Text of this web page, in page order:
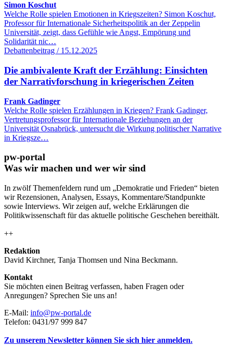
Simon Koschut
Welche Rolle spielen Emotionen in Kriegszeiten? Simon Koschut,
Professor für Internationale Sicherheitspolitik an der Zeppelin
Universität, zeigt, dass Gefühle wie Angst, Empörung und
Solidarität nic…
Debattenbeitrag / 15.12.2025
Die ambivalente Kraft der Erzählung: Einsichten
der Narrativforschung in kriegerischen Zeiten
Frank Gadinger
Welche Rolle spielen Erzählungen in Kriegen? Frank Gadinger,
Vertretungsprofessor für Internationale Beziehungen an der
Universität Osnabrück, untersucht die Wirkung politischer Narrative
in Kriegsze…
pw-portal
Was wir machen und wer wir sind
In zwölf Themenfeldern rund um „Demokratie und Frieden“ bieten
wir Rezensionen, Analysen, Essays, Kommentare/Standpunkte
sowie Interviews. Wir zeigen auf, welche Erklärungen die
Politikwissenschaft für das aktuelle politische Geschehen bereithält.
++
Redaktion
David Kirchner, Tanja Thomsen und Nina Beckmann.
Kontakt
Sie möchten einen Beitrag verfassen, haben Fragen oder
Anregungen? Sprechen Sie uns an!
E-Mail: info@pw-portal.de
Telefon: 0431/97 999 847
Zu unserem Newsletter können Sie sich hier anmelden.